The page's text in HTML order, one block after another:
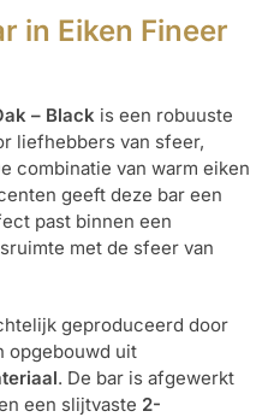
in Eiken Fineer
– Black is een robuuste
liefhebbers van sfeer,
combinatie van warm eiken
geeft deze bar een
past binnen een
met de sfeer van
geproduceerd door
opgebouwd uit
. De bar is afgewerkt
een slijtvaste 2-